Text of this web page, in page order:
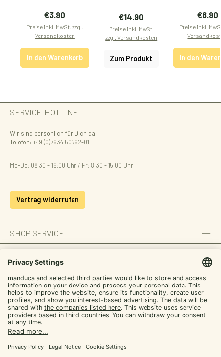
Regulärer Preis:
€3.90
Preise inkl. MwSt. zzgl.
Versandkosten
In den Warenkorb
Regulärer Preis:
€14.90
Preise inkl. MwSt.
zzgl. Versandkosten
Zum Produkt
€8.90
Preise inkl.
In den
SERVICE-HOTLINE
Wir sind persönlich für Dich da:
Telefon: +49 (0)7634 50762-01
Mo-Do: 08:30 - 16:00 Uhr / Fr: 8:30 - 15.00 Uhr
Vertrag widerrufen
SHOP SERVICE
ZAHLUNGSARTEN
SICHER EINKAUFEN
UNSERE COMMUNITIES